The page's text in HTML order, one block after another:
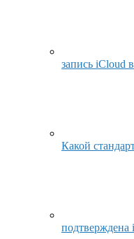
запись iCloud
Какой
подтверждена